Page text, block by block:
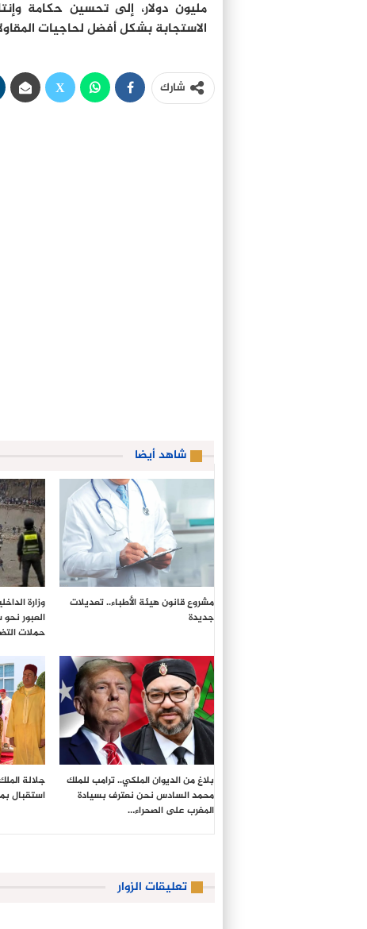
مليون دولار، إلى تحسين حكامة
الاستجابة بشكل أفضل لحاجيات
شارك
شاهد أيضا
مشروع قانون هيئة الأطباء.. تعديلات
جديدة
وزارة
العبور
حملات
بلاغ من الديوان الملكي.. ترامب للملك
محمد السادس نحن نعترف بسيادة
المغرب على الصحراء…
جلالة
استقبال
تعليقات الزوار